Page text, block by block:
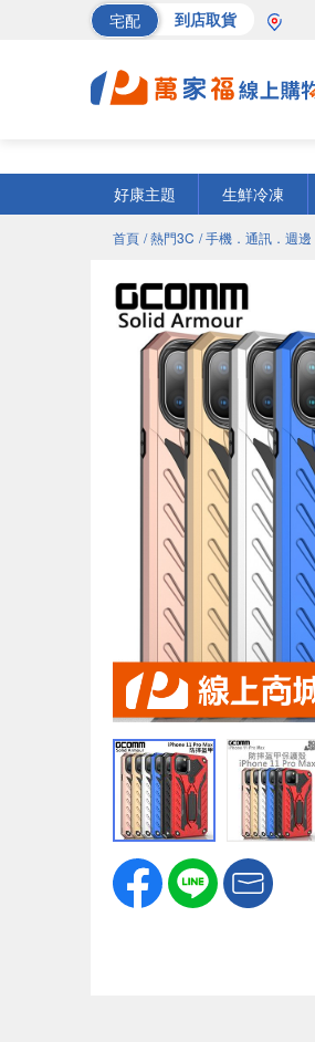
宅配 到店取貨
好康主題
生鮮冷凍
首頁 / 熱門3C / 手機．通訊．週邊